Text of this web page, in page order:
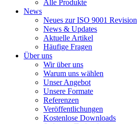
Alle Produkte
News
Neues zur ISO 9001 Revision
News & Updates
Aktuelle Artikel
Häufige Fragen
Über uns
Wir über uns
Warum uns wählen
Unser Angebot
Unsere Formate
Referenzen
Veröffentlichungen
Kostenlose Downloads